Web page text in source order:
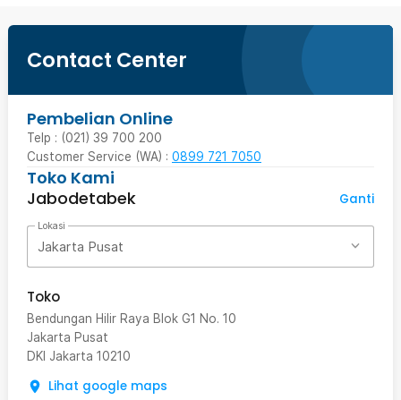
Contact Center
Pembelian Online
Telp : (021) 39 700 200
Customer Service (WA) : 0899 721 7050
Toko Kami
Jabodetabek
Ganti
Lokasi
Jakarta Pusat
Toko
Bendungan Hilir Raya Blok G1 No. 10
Jakarta Pusat
DKI Jakarta 10210
Lihat google maps